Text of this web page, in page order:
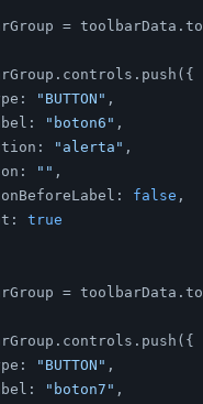
=
: "BUTTON" ,
: "boton6" ,
: "alerta" ,
: "" ,
: false ,
: true
=
: "BUTTON" ,
: "boton7" ,